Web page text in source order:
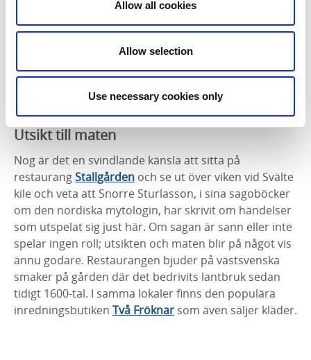
Allow all cookies
Allow selection
Use necessary cookies only
Bokenäset, kan femstjärnigaHafsten resortvara helt
rätt. Bada och sola vid stranden eller poolen, äta
något gott och vara med på någon aktivitet som
Nordens längsta zipline?
Utsikt till maten
Nog är det en svindlande känsla att sitta på
restaurangStallgården och se ut över viken vid Svälte
kile och veta att Snorre Sturlasson, i sina sagoböcker
om den nordiska mytologin, har skrivit om händelser
som utspelat sig just här. Om sagan är sann eller inte
spelar ingen roll; utsikten och maten blir på något vis
ännu godare. Restaurangen bjuder på västsvenska
smaker på gården där det bedrivits lantbruk sedan
tidigt 1600-tal. I samma lokaler finns den populära
inredningsbutiken Två Fröknar som även säljer kläder.